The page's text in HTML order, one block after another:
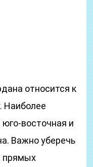
относится к
Наиболее
восточная и
Важно уберечь
прямых